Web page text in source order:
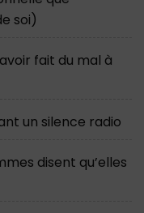
soi)
fait du mal à
un silence radio
disent qu’elles